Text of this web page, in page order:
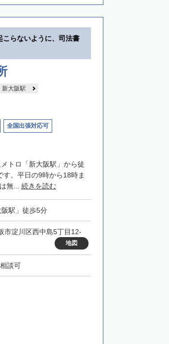
こらないように、司法書
新大阪駅
全国出張対応可
トロ「新大阪駅」から徒
。平日の9時から18時ま
無... 続きを読む
駅」徒歩5分
市淀川区西中島5丁目12-
地図
談可